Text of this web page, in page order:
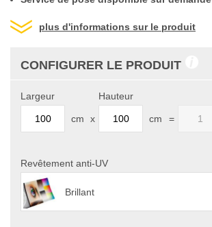
plus d'informations sur le produit
CONFIGURER LE PRODUIT
Largeur
cm x
Hauteur
cm =
Revêtement anti-UV
Brillant